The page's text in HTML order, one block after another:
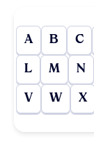
A B C
L M N
V W X